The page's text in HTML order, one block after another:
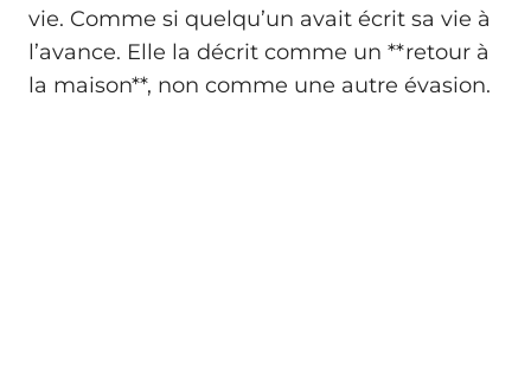
vie. Comme si quelqu’un avait écrit sa vie à
l’avance. Elle la décrit comme un **retour à
la maison**, non comme une autre évasion.